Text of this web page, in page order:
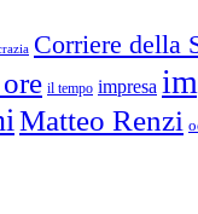
Corriere della
il tempo impresa
Matteo Renzi